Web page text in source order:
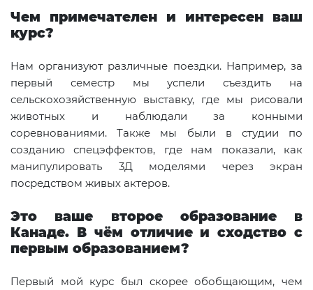
Чем примечателен и интересен ваш
курс?
Нам организуют различные поездки. Например, за
первый семестр мы успели съездить на
сельскохозяйственную выставку, где мы рисовали
животных и наблюдали за конными
соревнованиями. Также мы были в студии по
созданию спецэффектов, где нам показали, как
манипулировать 3Д моделями через экран
посредством живых актеров.
Это ваше второе образование в
Канаде. В чём отличие и сходство с
первым образованием?
Первый мой курс был скорее обобщающим, чем